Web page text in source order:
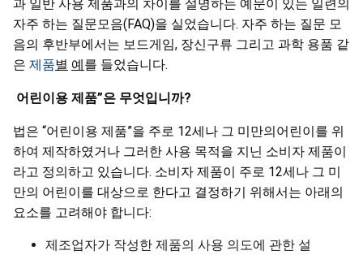
과 일반 사용 제품과의 차이를 설명하는 예문이 있는 일련의
자주 하는 질문모음(FAQ)을 실었습니다. 자주 하는 질문 모
음의 후반부에서는 보드게임, 장신구류 그리고 과학 용품 같
은 제품별 예를 들었습니다.
어린이용 제품”은 무엇입니까?
법은 “어린이용 제품”을 주로 12세나 그 미만의어린이를 위
하여 제작하였거나 그러한 사용 목적을 지닌 소비자 제품이
라고 정의하고 있습니다. 소비자 제품이 주로 12세나 그 미
만의 어린이를 대상으로 한다고 결정하기 위해서는 아래의
요소를 고려해야 합니다:
제조업자가 작성한 제품의 사용 의도에 관한 설